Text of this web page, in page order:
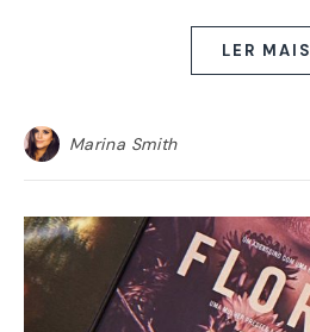
LER MAIS
Marina Smith